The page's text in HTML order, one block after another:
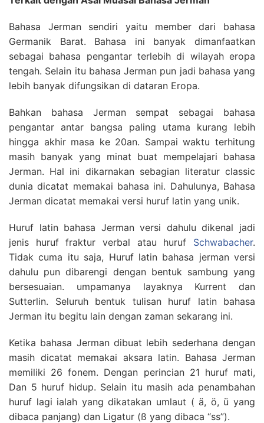
Bahasa Jerman sendiri yaitu member dari bahasa
Germanik Barat. Bahasa ini banyak dimanfaatkan
sebagai bahasa pengantar terlebih di wilayah eropa
tengah. Selain itu bahasa Jerman pun jadi bahasa yang
lebih banyak difungsikan di dataran Eropa.
Bahkan bahasa Jerman sempat sebagai bahasa
pengantar antar bangsa paling utama kurang lebih
hingga akhir masa ke 20an. Sampai waktu terhitung
masih banyak yang minat buat mempelajari bahasa
Jerman. Hal ini dikarnakan sebagian literatur classic
dunia dicatat memakai bahasa ini. Dahulunya, Bahasa
Jerman dicatat memakai versi huruf latin yang unik.
Huruf latin bahasa Jerman versi dahulu dikenal jadi
jenis huruf fraktur verbal atau huruf Schwabacher.
Tidak cuma itu saja, Huruf latin bahasa jerman versi
dahulu pun dibarengi dengan bentuk sambung yang
bersesuaian. umpamanya layaknya Kurrent dan
Sutterlin. Seluruh bentuk tulisan huruf latin bahasa
Jerman itu begitu lain dengan zaman sekarang ini.
Ketika bahasa Jerman dibuat lebih sederhana dengan
masih dicatat memakai aksara latin. Bahasa Jerman
memiliki 26 fonem. Dengan perincian 21 huruf mati,
Dan 5 huruf hidup. Selain itu masih ada penambahan
huruf lagi ialah yang dikatakan umlaut ( ä, ö, ü yang
dibaca panjang) dan Ligatur (ß yang dibaca “ss”).